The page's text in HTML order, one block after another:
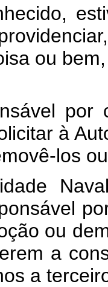
ou
por
à
los
ou
a
a